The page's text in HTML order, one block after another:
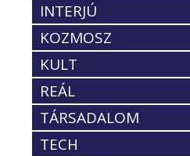
INTERJÚ
KOZMOSZ
KULT
REÁL
TÁRSADALOM
TECH